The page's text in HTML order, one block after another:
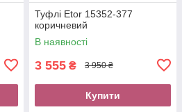
Туфлі Etor 15352-377
коричневий
В наявності
3 555 ₴ 3 950 ₴
Купити